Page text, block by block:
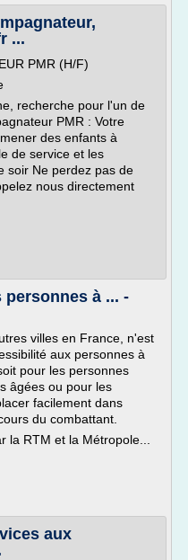
...
PMR (H/F)
recherche pour l'un de
PMR : Votre
des enfants à
de service et les
soir Ne perdez pas de
nous directement
personnes à ... -
villes en France, n'est
aux personnes à
pour les personnes
âgées ou pour les
facilement dans
du combattant.
la RTM et la Métropole...
aux